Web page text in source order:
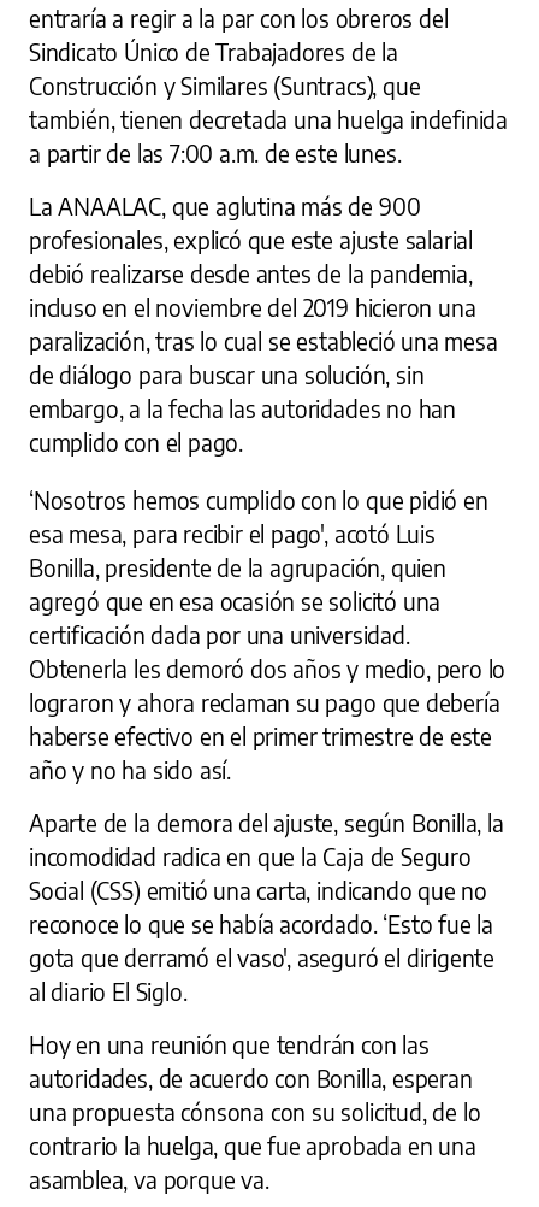
entraría a regir a la par con los obreros del
Sindicato Único de Trabajadores de la
Construcción y Similares (Suntracs), que
también, tienen decretada una huelga indefinida
a partir de las 7:00 a.m. de este lunes.
La ANAALAC, que aglutina más de 900
profesionales, explicó que este ajuste salarial
debió realizarse desde antes de la pandemia,
incluso en el noviembre del 2019 hicieron una
paralización, tras lo cual se estableció una mesa
de diálogo para buscar una solución, sin
embargo, a la fecha las autoridades no han
cumplido con el pago.
‘Nosotros hemos cumplido con lo que pidió en
esa mesa, para recibir el pago', acotó Luis
Bonilla, presidente de la agrupación, quien
agregó que en esa ocasión se solicitó una
certificación dada por una universidad.
Obtenerla les demoró dos años y medio, pero lo
lograron y ahora reclaman su pago que debería
haberse efectivo en el primer trimestre de este
año y no ha sido así.
Aparte de la demora del ajuste, según Bonilla, la
incomodidad radica en que la Caja de Seguro
Social (CSS) emitió una carta, indicando que no
reconoce lo que se había acordado. ‘Esto fue la
gota que derramó el vaso', aseguró el dirigente
al diario El Siglo.
Hoy en una reunión que tendrán con las
autoridades, de acuerdo con Bonilla, esperan
una propuesta cónsona con su solicitud, de lo
contrario la huelga, que fue aprobada en una
asamblea, va porque va.